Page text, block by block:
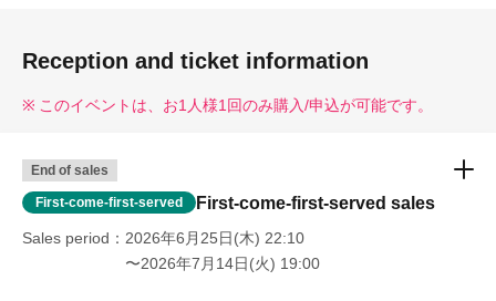
Reception and ticket information
このイベントは、お1⼈様1回のみ購⼊/申込が可能です。
End of sales
First-come-first-served First-come-first-served sales
Sales period
2026年6月25日(木) 22:10
〜2026年7月14日(火) 19:00